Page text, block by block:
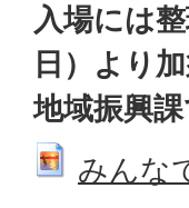
入場には
日）より
地域振興
みんな